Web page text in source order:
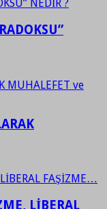
LİBERAL